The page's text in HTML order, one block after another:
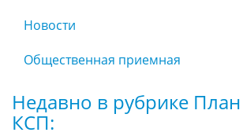
Новости
Общественная приемная
Недавно в рубрике
КСП: